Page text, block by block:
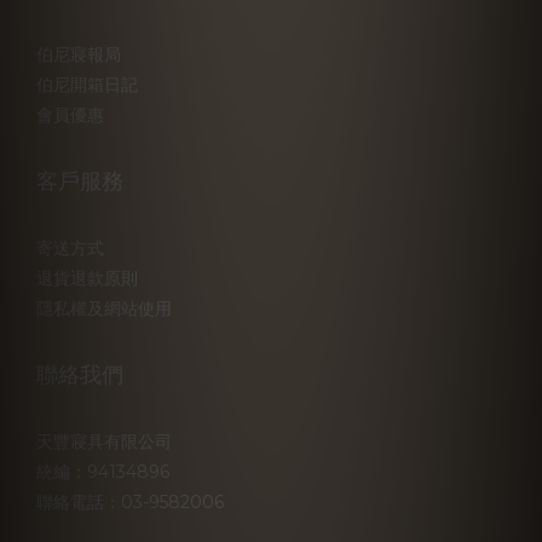
伯尼寢報局
伯尼開箱日記
客戶服務
退貨退款原則
隱私權及網站使用
聯絡我們
天豐寢具有限公司
統編：94134896
聯絡電話：03-9582006